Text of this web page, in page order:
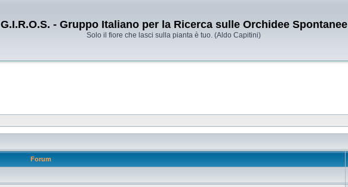
G.I.R.O.S. - Gruppo Italiano per la Ricerca sulle Orchidee Spontanee
Solo il fiore che lasci sulla pianta è tuo. (Aldo Capitini)
Forum